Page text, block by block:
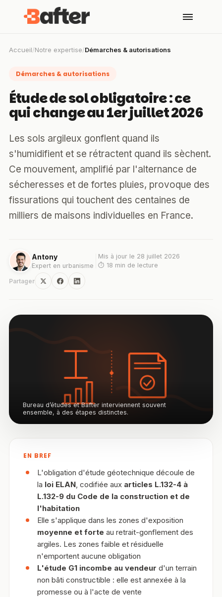
Accueil/Notre expertise/Démarches & autorisations
Démarches & autorisations
Étude de sol obligatoire : ce
qui change au 1er juillet 2026
Les sols argileux gonflent quand ils
s'humidifient et se rétractent quand ils sèchent.
Ce mouvement, amplifié par l'alternance de
sécheresses et de fortes pluies, provoque des
fissurations qui touchent des centaines de
milliers de maisons individuelles en France.
Antony
Expert en urbanisme
Mis à jour le 28 juillet 2026
⏱ 18 min de lecture
Partager
Bureau d’études et Bafter interviennent souvent
ensemble, à des étapes distinctes.
EN BREF
L'obligation d'étude géotechnique découle de
la loi ELAN, codifiée aux articles L.132-4 à
L.132-9 du Code de la construction et de
l'habitation
Elle s'applique dans les zones d'exposition
moyenne et forte au retrait-gonflement des
argiles. Les zones faible et résiduelle
n'emportent aucune obligation
L'étude G1 incombe au vendeur d'un terrain
non bâti constructible : elle est annexée à la
promesse ou à l'acte de vente